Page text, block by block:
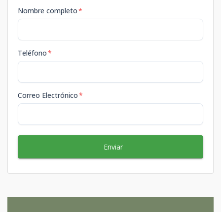
Nombre completo*
Teléfono*
Correo Electrónico*
Enviar